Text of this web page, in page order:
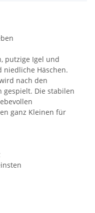
putzige Igel und
niedliche Häschen.
nach den
gespielt. Die stabilen
ganz Kleinen für